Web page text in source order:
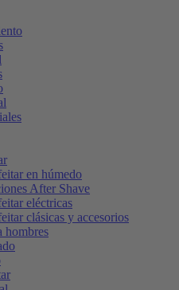
en húmedo
After Shave
eléctricas
clásicas y accesorios
hombres